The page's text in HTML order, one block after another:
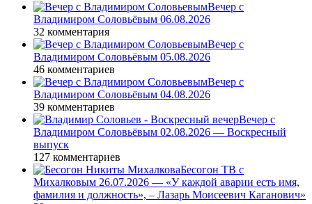
Вечер с
Владимиром Соловьёвым 06.08.2026
32 комментария
Вечер с
Владимиром Соловьёвым 05.08.2026
46 комментариев
Вечер с
Владимиром Соловьёвым 04.08.2026
39 комментариев
Вечер с
Владимиром Соловьёвым 02.08.2026 — Воскресный
выпуск
127 комментариев
Бесогон ТВ с
Михалковым 26.07.2026 — «У каждой аварии есть имя,
фамилия и должность», – Лазарь Моисеевич Каганович»